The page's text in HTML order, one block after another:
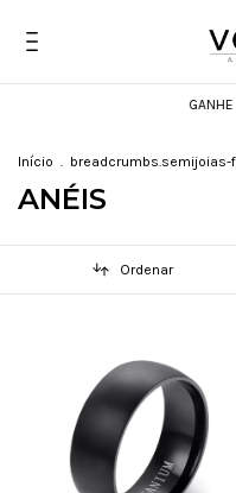
GANHE
Início . breadcrumbs.semijoias-
ANÉIS
Ordenar